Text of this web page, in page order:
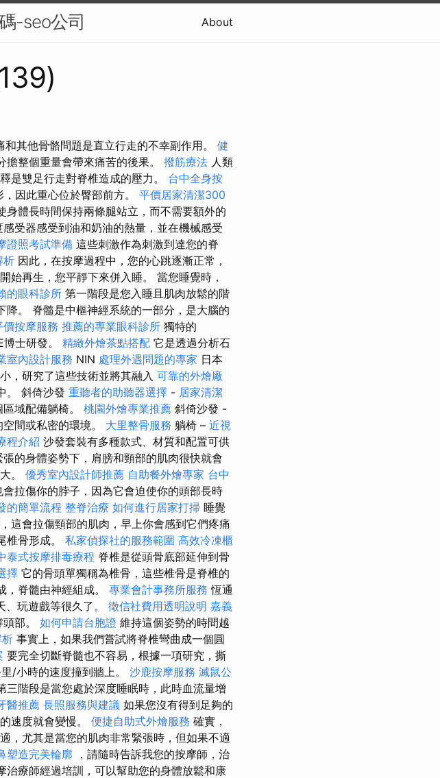
-seo公司 About
其他骨骼問題是直立行走的不幸副作用。 健
擔整個重量會帶來痛苦的後果。 撥筋療法 人類
是雙足行走對脊椎造成的壓力。 台中全身按
因此重心位於臀部前方。 平價居家清潔300
身體長時間保持兩條腿站立，而不需要額外的
受器感受到油和奶油的熱量，並在機械感受
證照考試準備 這些刺激作為刺激到達您的脊
析 因此，在按摩過程中，您的心跳逐漸正常，
始再生，您平靜下來併入睡。 當您睡覺時，
的眼科診所 第一階段是您入睡且肌肉放鬆的階
降。 脊髓是中樞神經系統的一部分，是大腦的
價按摩服務 推薦的專業眼科診所 獨特的
士研發。 精緻外燴茶點搭配 它是透過分析石
室內設計服務 NIN 處理外遇問題的專家 日本
，研究了這些技術並將其融入 可靠的外燴廠
。 斜倚沙發 重聽者的助聽器選擇 - 居家清潔
域配備躺椅。 桃園外燴專業推薦 斜倚沙發 -
間或私密的環境。 大里整骨服務 躺椅 – 近視
程介紹 沙發套裝有多種款式、材質和配置可供
的身體姿勢下，肩膀和頸部的肌肉很快就會
。 優秀室內設計師推薦 自助餐外燴專家 台中
拉傷你的脖子，因為它會迫使你的頭部長時
的簡單流程 整脊治療 如何進行居家打掃 睡覺
這會拉傷頸部的肌肉，早上你會感到它們疼痛
骨形成。 私家偵探社的服務範圍 高效冷凍櫃
泰式按摩排毒療程 脊椎是從頭骨底部延伸到骨
擇 它的骨頭單獨稱為椎骨，這些椎骨是脊椎的
，脊髓由神經組成。 專業會計事務所服務 恆通
玩遊戲等很久了。 徵信社費用透明說明 嘉義
部。 如何申請台胞證 維持這個姿勢的時間越
事實上，如果我們嘗試將脊椎彎曲成一個圓
要完全切斷脊髓也不容易，根據一項研究，撕
/小時的速度撞到牆上。 沙鹿按摩服務 滅鼠公
階段是當您處於深度睡眠時，此時血流量增
醫推薦 長照服務與建議 如果您沒有得到足夠的
速度就會變慢。 便捷自助式外燴服務 確實，
，尤其是當您的肌肉非常緊張時，但如果不適
塑造完美輪廓 ，請隨時告訴我您的按摩師，治
治療師經過培訓，可以幫助您的身體放鬆和康